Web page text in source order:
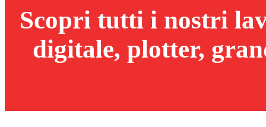
Scopri tutti i nostri
digitale, plotter,